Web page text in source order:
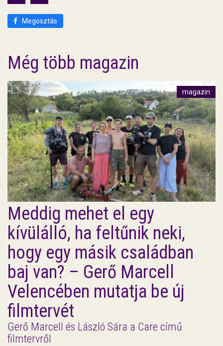
Megosztás
Még több magazin
magazin
Meddig mehet el egy
kívülálló, ha feltűnik neki,
hogy egy másik családban
baj van? – Gerő Marcell
Velencében mutatja be új
filmtervét
Gerő Marcell és László Sára a Care című
filmtervről